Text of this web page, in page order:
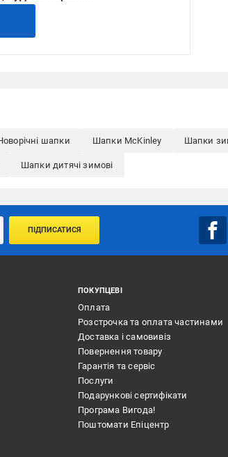
шапки Шапки McKinley Шапки
Шапки дитячі зимові
ПІДПИСАТИСЯ
ПОКУПЦЕВІ
Оплата
Розстрочка та оплата частинами
Доставка і самовивіз
Повернення товару
Гарантія та сервіс
Послуги
Подарункові сертифікати
Програма Вигода!
Поштомати Епіцентр